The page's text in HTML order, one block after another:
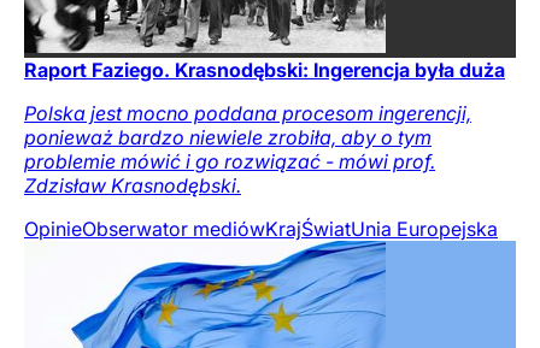
Raport Faziego. Krasnodębski: Ingerencja była duża
Polska jest mocno poddana procesom ingerencji,
ponieważ bardzo niewiele zrobiła, aby o tym
problemie mówić i go rozwiązać - mówi prof.
Zdzisław Krasnodębski.
OpinieObserwator mediówKrajŚwiatUnia Europejska